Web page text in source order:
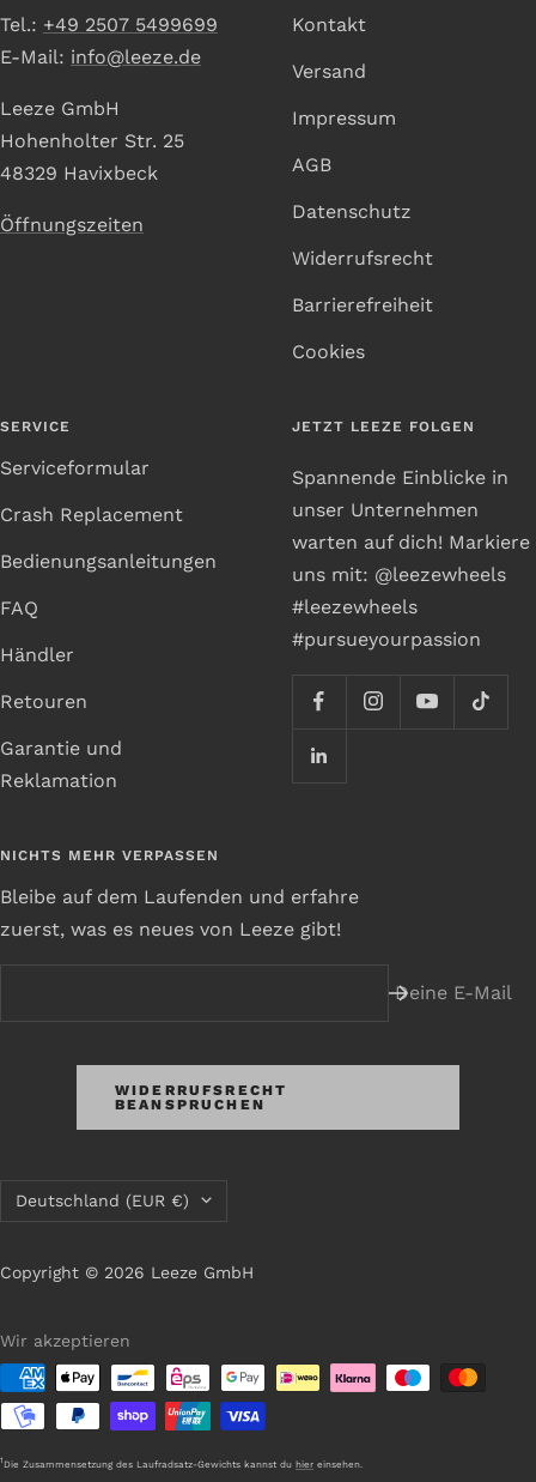
Tel.: +49 2507 5499699
E-Mail: info@leeze.de
Leeze GmbH
Hohenholter Str. 25
48329 Havixbeck
Öffnungszeiten
Kontakt
Versand
Impressum
AGB
Datenschutz
Widerrufsrecht
Barrierefreiheit
Cookies
SERVICE
Serviceformular
Crash Replacement
Bedienungsanleitungen
FAQ
Händler
Retouren
Garantie und
Reklamation
JETZT LEEZE FOLGEN
Spannende Einblicke in
unser Unternehmen
warten auf dich! Markiere
uns mit: @leezewheels
#leezewheels
#pursueyourpassion
NICHTS MEHR VERPASSEN
Bleibe auf dem Laufenden und erfahre
zuerst, was es neues von Leeze gibt!
Deine E-Mail
WIDERRUFSRECHT
BEANSPRUCHEN
Land/Region Deutschland (EUR €)
Copyright © 2026 Leeze GmbH
Wir akzeptieren
1 Die Zusammensetzung des Laufradsatz-Gewichts kannst du hier einsehen.